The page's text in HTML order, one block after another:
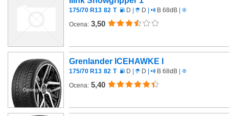
175/70 R13 82 T D D B 68dB
Ocena: 3,50
Grenlander ICEHAWKE I
175/70 R13 82 T D D B 68dB
Ocena: 5,40